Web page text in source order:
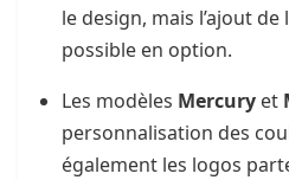
le design, mais l’ajout
possible en option.
Les modèles Mercury et
personnalisation des
également les logos